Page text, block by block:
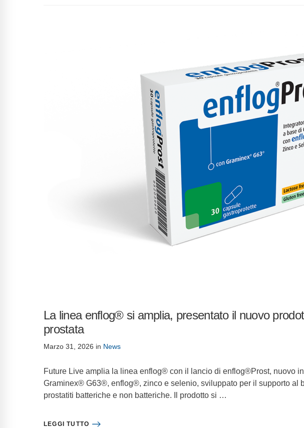
La linea enflog® si amplia, presentato il nuovo
prostata
Marzo 31, 2026 in News
Future Live amplia la linea enflog® con il lancio di enflog®Prost, nuovo
Graminex® G63®, enflog®, zinco e selenio, sviluppato per il supporto al
prostatiti batteriche e non batteriche. Il prodotto si …
LEGGI TUTTO